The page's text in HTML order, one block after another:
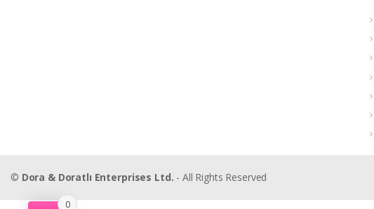
© Dora & Doratlı Enterprises Ltd. - All Rights Reserved
0